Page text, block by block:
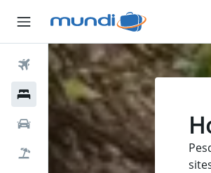
Passagens Aéreas
Hospedagens
Pacotes